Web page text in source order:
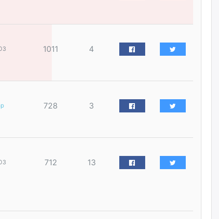
өчигдѳр
Орон сууц, нийтийн аж ахуй,
авто зам, тохижилт
холбоотой ГОМДОЛ их байгааг
суулгана гэх мэтээр дарамталдаг
1011 4
728 3
712 13